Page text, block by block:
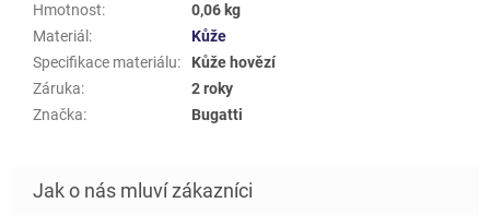
Hmotnost:
0,06 kg
Materiál :
Kůže
Specifikace materiálu:
Kůže hovězí
Záruka:
2 roky
Značka: Bugatti